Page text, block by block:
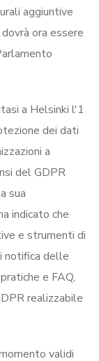
aggiuntive
ora essere
a Helsinki l'1
dei dati
a
del GDPR
sua
indicato che
e strumenti di
notifica delle
e FAQ,
realizzabile
validi